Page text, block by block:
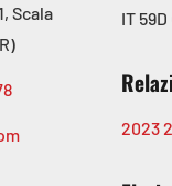
Scala
IT
2023